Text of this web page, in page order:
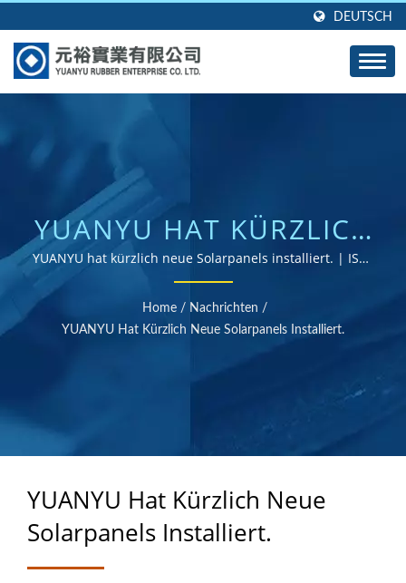
DEUTSCH
YUANYU HAT KÜRZLICH
NEUE SOLARPANELS
INSTALLIERT. | ÜBER
40 JAHRE ERFAHRUNG
ALS HERSTELLER VON
GUMMIPRODUKTEN
YUANYU hat kürzlich neue Solarpanels installiert. | ISO-
und RoHS-zertifizierter Gummiteile-Lieferant
Home / Nachrichten /
YUANYU Hat Kürzlich Neue Solarpanels Installiert.
YUANYU Hat Kürzlich Neue
Solarpanels Installiert.